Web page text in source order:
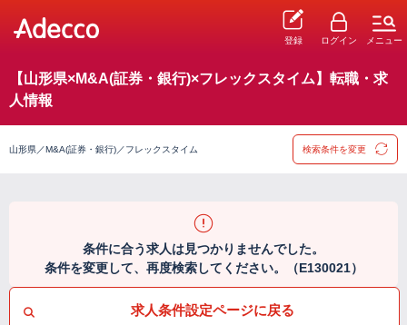
登録 ログイン メニュー
【山形県×M&A(証券・銀行)×フレックスタイム】転職・求
人情報
山形県／M&A(証券・銀行)／フレックスタイム 検索条件を変更
条件に合う求人は見つかりませんでした。
条件を変更して、再度検索してください。（E130021）
求人条件設定ページに戻る